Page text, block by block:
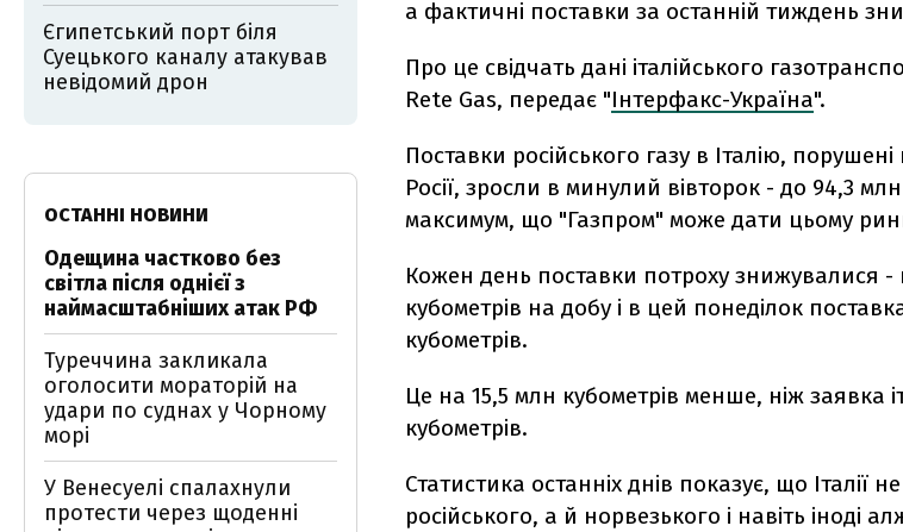
а фактичні поставки за останній тиждень
Про це свідчать дані італійського
Rete Gas, передає "Інтерфакс-Україна".
Поставки російського газу в Італію,
Росії, зросли в минулий вівторок - до 94,3
максимум, що "Газпром" може дати цьому
Кожен день поставки потроху знижувалися
кубометрів на добу і в цей понеділок
кубометрів.
Це на 15,5 млн кубометрів менше, ніж заявка
кубометрів.
Статистика останніх днів показує, що Італії
російського, а й норвезького і навіть іноді
Єгипетський порт біля
Суецького каналу атакував
невідомий дрон
ОСТАННІ НОВИНИ
Одещина частково без
світла після однієї з
наймасштабніших атак РФ
Туреччина закликала
оголосити мораторій на
удари по суднах у Чорному
морі
У Венесуелі спалахнули
протести через щоденні